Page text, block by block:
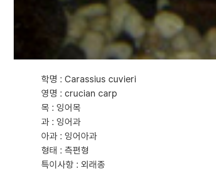
학명 : Carassius cuvieri
영명 : crucian carp
목 : 잉어목
과 : 잉어과
아과 : 잉어아과
형태 : 측편형
특이사항 : 외래종